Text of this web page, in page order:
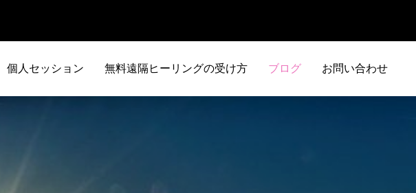
個人セッション 無料遠隔ヒーリングの受け方 ブログ お問い合わせ